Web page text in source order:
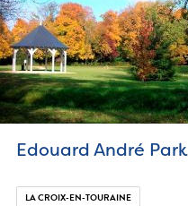
Edouard André Park
LA CROIX-EN-TOURAINE